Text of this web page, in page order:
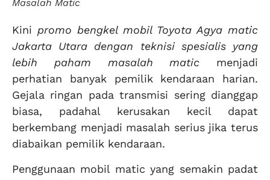
Masalah Matic
Kini promo bengkel mobil Toyota Agya matic
Jakarta Utara dengan teknisi spesialis yang
lebih paham masalah matic menjadi
perhatian banyak pemilik kendaraan harian.
Gejala ringan pada transmisi sering dianggap
biasa, padahal kerusakan kecil dapat
berkembang menjadi masalah serius jika terus
diabaikan pemilik kendaraan.
Penggunaan mobil matic yang semakin padat